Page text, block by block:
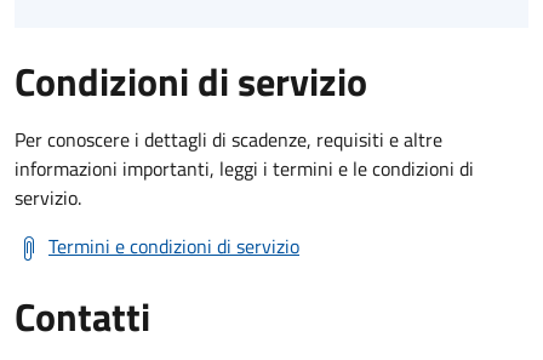
Condizioni di servizio
Per conoscere i dettagli di scadenze, requisiti e altre
informazioni importanti, leggi i termini e le condizioni di
servizio.
Termini e condizioni di servizio
Contatti